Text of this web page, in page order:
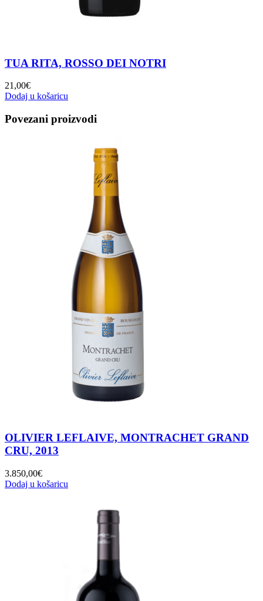
TUA RITA, ROSSO DEI NOTRI
21,00€
Dodaj u košaricu
Povezani proizvodi
OLIVIER LEFLAIVE, MONTRACHET GRAND
CRU, 2013
3.850,00€
Dodaj u košaricu